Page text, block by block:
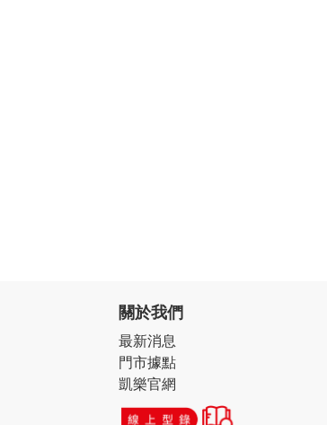
關於我們
最新消息
門市據點
凱樂官網